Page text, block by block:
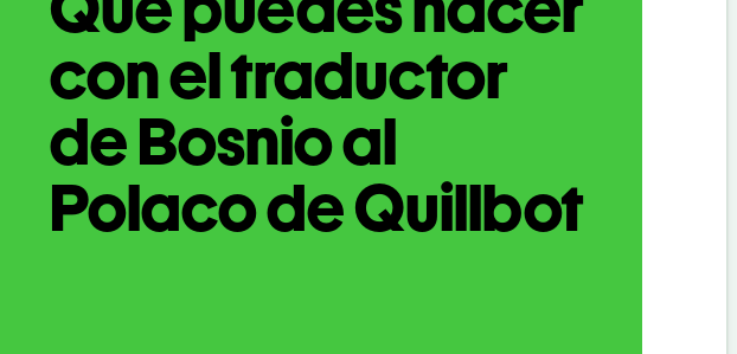
con el traductor
de Bosnio al
Polaco de Quillbot